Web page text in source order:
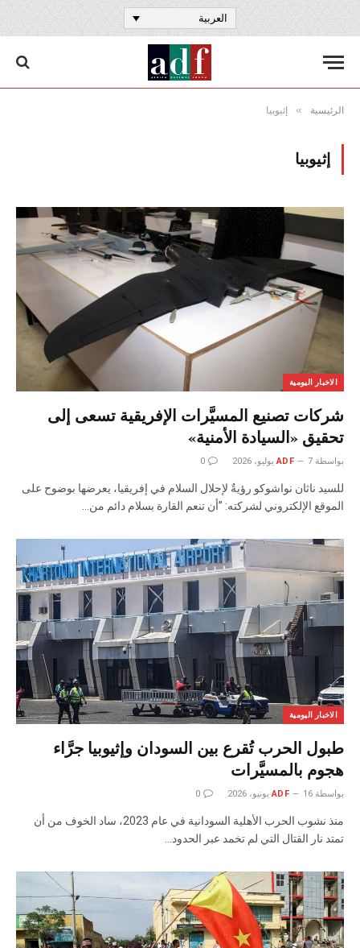
العربية
الرئيسية » إثيوبيا
إثيوبيا
الاخبار اليومية
شركات تصنيع المسيَّرات الإفريقية تسعى إلى
تحقيق «السيادة الأمنية»
بواسطة ADF 7 يوليو، 2026 0
للسيد ناثان نواشوكو رؤيةٌ لإحلال السلام في إفريقيا، يعرضها بوضوح على
الموقع الإلكتروني لشركته: ”أن تنعم القارة بسلام دائم من…
الاخبار اليومية
طبول الحرب تُقرع بين السودان وإثيوبيا جرَّاء
هجوم بالمسيَّرات
بواسطة ADF 16 يونيو، 2026 0
منذ نشوب الحرب الأهلية السودانية في عام 2023، ساد الخوف من أن
تمتد نار القتال التي لم تخمد عبر الحدود…